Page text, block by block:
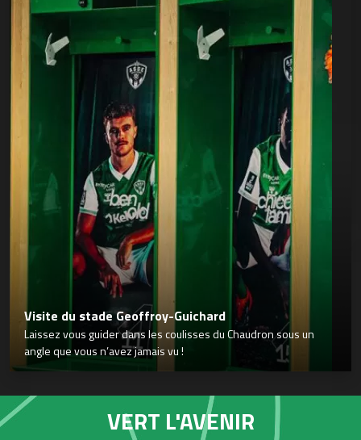
Visite du stade Geoffroy-Guichard
Laissez vous guider dans les coulisses du Chaudron sous un
angle que vous n’avez jamais vu !
VERT L'AVENIR